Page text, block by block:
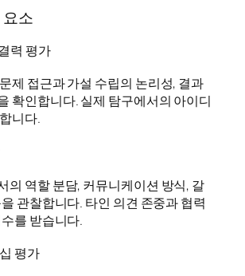
소
력 평가
제 접근과 가설 수립의 논리성, 결과
확인합니다. 실제 탐구에서의 아이디
니다.
의 역할 분담, 커뮤니케이션 방식, 갈
관찰합니다. 타인 의견 존중과 협력
를 받습니다.
평가